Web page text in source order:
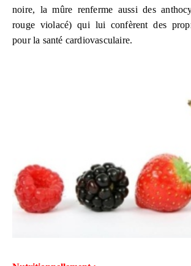
noire, la mûre renferme aussi des
rouge violacé) qui lui confèrent des
pour la santé cardiovasculaire.